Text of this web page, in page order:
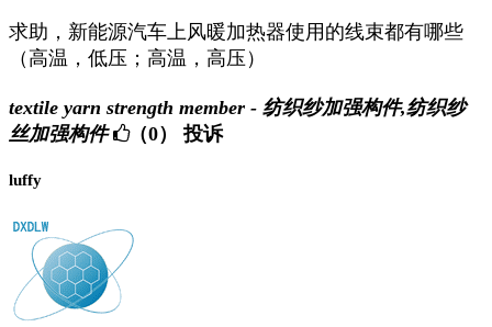
求助，新能源汽车上风暖加热器使用的线束都有哪些
（高温，低压；高温，高压）
textile yarn strength member - 纺织纱加强构件,纺织纱
丝加强构件
（0） 投诉
luffy